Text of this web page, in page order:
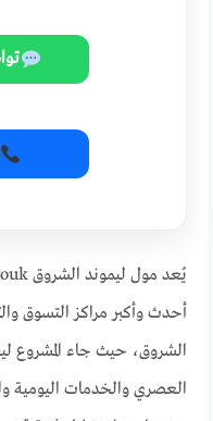
أحدث وأكبر مراكز التسوق
الشروق، حيث جاء المشروع
العصري والخدمات اليومية